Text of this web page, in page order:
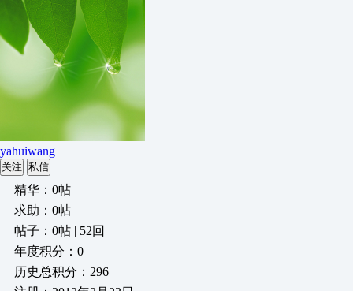
yahuiwang
关注 私信
精华：0帖
求助：0帖
帖子：0帖 | 52回
年度积分：0
历史总积分：296